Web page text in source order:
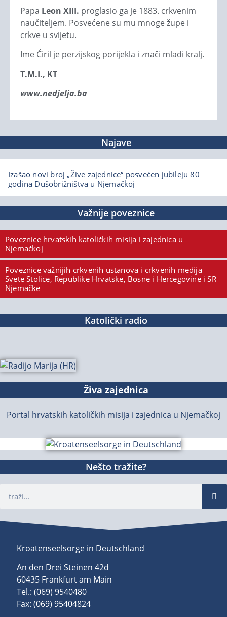
Papa Leon XIII. proglasio ga je 1883. crkvenim
naučiteljem. Posvećene su mu mnoge župe i
crkve u svijetu.
Ime Ćiril je perzijskog porijekla i znači mladi kralj.
T.M.I., KT
www.nedjelja.ba
Najave
Izašao novi broj „Žive zajednice“ posvećen jubileju 80
godina Dušobrižništva u Njemačkoj
Važnije poveznice
Poveznice hrvatskih katoličkih misija i zajednica u
Njemačkoj
Poveznice važnijih crkvenih ustanova i crkvenih medija
Svete Stolice, Republike Hrvatske, Bosne i Hercegovine i SR
Njemačke
Katolički radio
Živa zajednica
Portal hrvatskih katoličkih misija i zajednica u Njemačkoj
Nešto tražite?
Kroatenseelsorge in Deutschland
An den Drei Steinen 42d
60435 Frankfurt am Main
Tel.: (069) 9540480
Fax: (069) 95404824